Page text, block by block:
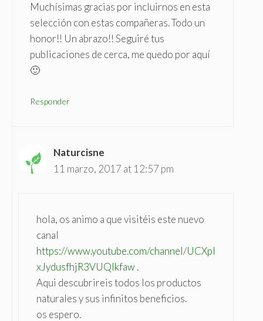
Muchísimas gracias por incluirnos en esta
selección con estas compañeras. Todo un
honor!! Un abrazo!! Seguiré tus
publicaciones de cerca, me quedo por aquí
🙂
Responder
Naturcisne
11 marzo, 2017 at 12:57 pm
hola, os animo a que visitéis este nuevo
canal
https://www.youtube.com/channel/UCXpI
xJydusfhjR3VUQlkfaw.
Aqui descubrireis todos los productos
naturales y sus infinitos beneficios.
os espero.